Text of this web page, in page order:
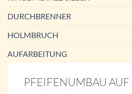
DURCHBRENNER
HOLMBRUCH
AUFARBEITUNG
PFEIFENUMBAU AUF